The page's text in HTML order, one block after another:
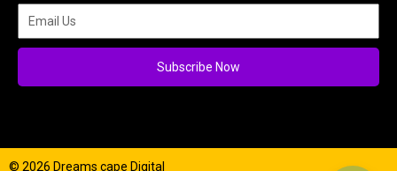
Subscribe Now
© 2026 Dreams cape Digital